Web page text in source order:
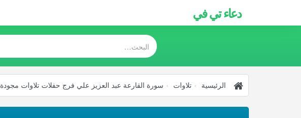
دعاء تي في
الرئيسية تلاوات سورة القارعة عبد العزيز علي فرج حفلات تلاوات مجودة